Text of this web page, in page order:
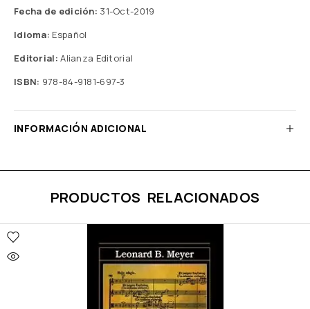
Fecha de edición: 31-Oct-2019
Idioma: Español
Editorial: Alianza Editorial
ISBN: 978-84-9181-697-3
INFORMACIÓN ADICIONAL
PRODUCTOS RELACIONADOS